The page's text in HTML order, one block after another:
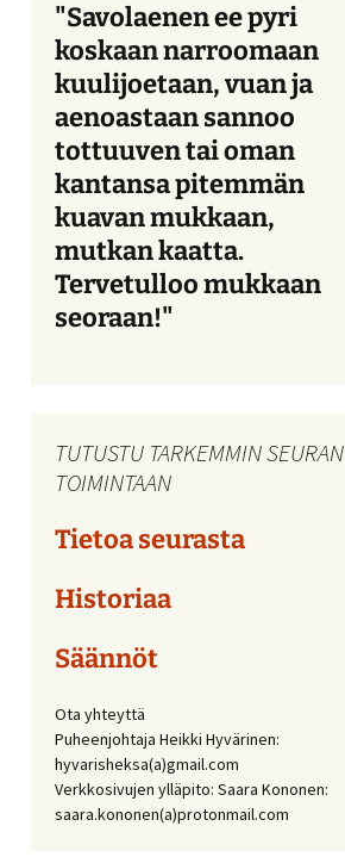
"Savolaenen ee pyri
koskaan narroomaan
kuulijoetaan, vuan ja
aenoastaan sannoo
tottuuven tai oman
kantansa pitemmän
kuavan mukkaan,
mutkan kaatta.
Tervetulloo mukkaan
seoraan!"
TUTUSTU TARKEMMIN SEURAN
TOIMINTAAN
Tietoa seurasta
Historiaa
Säännöt
Ota yhteyttä
Puheenjohtaja Heikki Hyvärinen:
hyvarisheksa(a)gmail.com
Verkkosivujen ylläpito: Saara Kononen:
saara.kononen(a)protonmail.com